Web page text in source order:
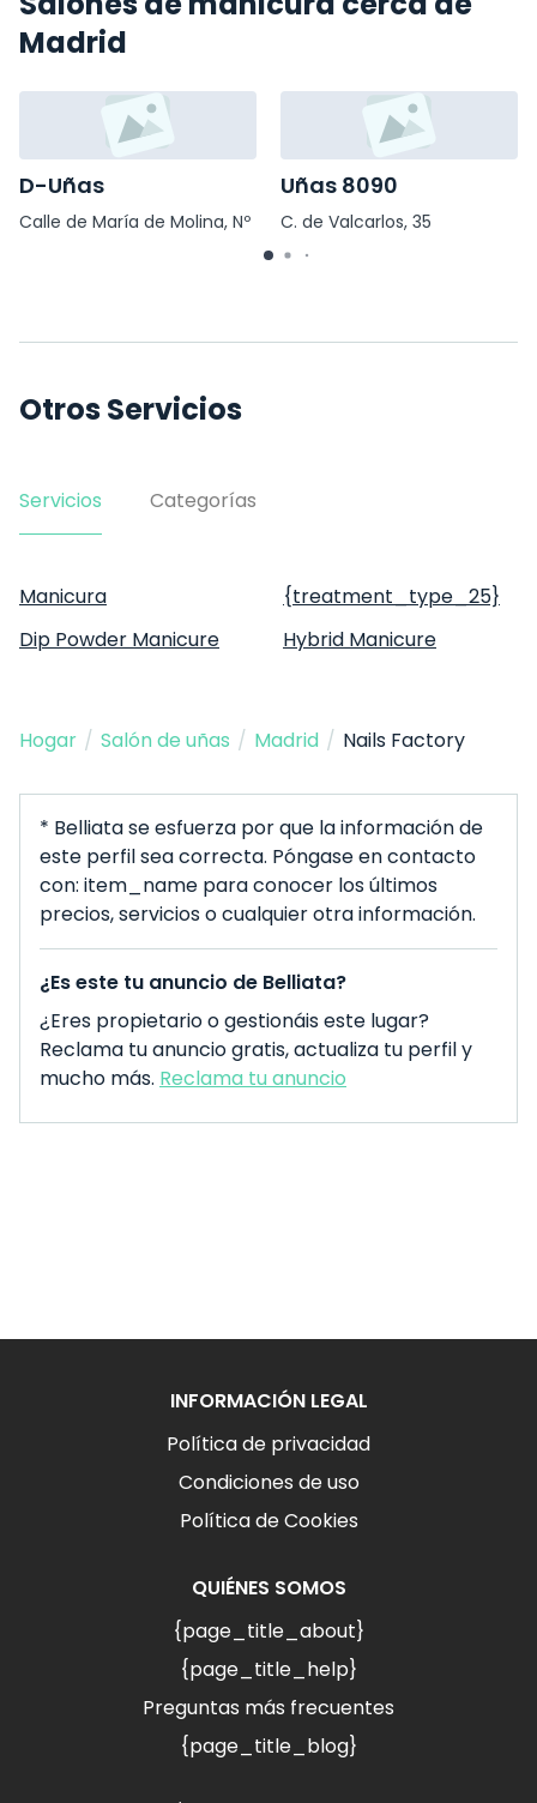
Madrid
D-Uñas
Calle de María de Molina, Nº
Uñas 8090
C. de Valcarlos, 35
Otros Servicios
Servicios Categorías
Manicura
{treatment_type_25}
Dip Powder Manicure
Hybrid Manicure
Hogar / Salón de uñas / Madrid / Nails Factory
* Belliata se esfuerza por que la información de
este perfil sea correcta. Póngase en contacto
con: item_name para conocer los últimos
precios, servicios o cualquier otra información.
¿Es este tu anuncio de Belliata?
¿Eres propietario o gestionáis este lugar?
Reclama tu anuncio gratis, actualiza tu perfil y
mucho más. Reclama tu anuncio
INFORMACIÓN LEGAL
Política de privacidad
Condiciones de uso
Política de Cookies
QUIÉNES SOMOS
{page_title_about}
{page_title_help}
Preguntas más frecuentes
{page_title_blog}